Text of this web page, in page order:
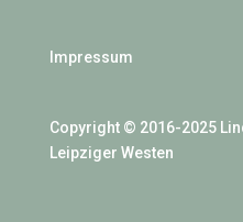
Impressum
Copyright © 2016-2025
Leipziger Westen